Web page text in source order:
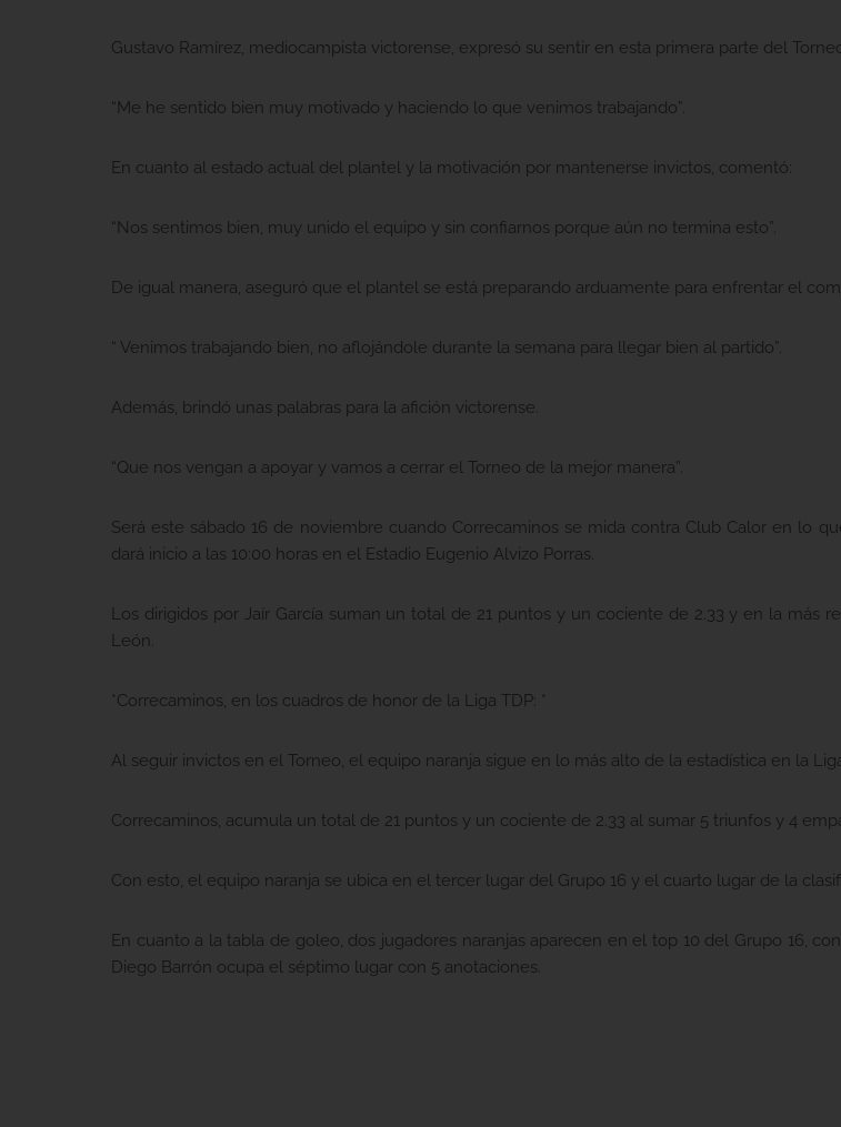
Gustavo Ramírez, mediocampista victorense, expresó su sentir en esta primera parte del
“Me he sentido bien muy motivado y haciendo lo que venimos trabajando”.
En cuanto al estado actual del plantel y la motivación por mantenerse invictos, comentó:
“Nos sentimos bien, muy unido el equipo y sin confiarnos porque aún no termina esto”.
De igual manera, aseguró que el plantel se está preparando arduamente para enfrentar el
“ Venimos trabajando bien, no aflojándole durante la semana para llegar bien al partido”.
Además, brindó unas palabras para la afición victorense.
“Que nos vengan a apoyar y vamos a cerrar el Torneo de la mejor manera”.
Será este sábado 16 de noviembre cuando Correcaminos se mida contra Club Calor en lo
dará inicio a las 10:00 horas en el Estadio Eugenio Alvizo Porras.
Los dirigidos por Jaír García suman un total de 21 puntos y un cociente de 2.33 y en la más
León.
*Correcaminos, en los cuadros de honor de la Liga TDP: *
Al seguir invictos en el Torneo, el equipo naranja sigue en lo más alto de la estadística en la
Correcaminos, acumula un total de 21 puntos y un cociente de 2.33 al sumar 5 triunfos y 4
Con esto, el equipo naranja se ubica en el tercer lugar del Grupo 16 y el cuarto lugar de la
En cuanto a la tabla de goleo, dos jugadores naranjas aparecen en el top 10 del Grupo 16,
Diego Barrón ocupa el séptimo lugar con 5 anotaciones.